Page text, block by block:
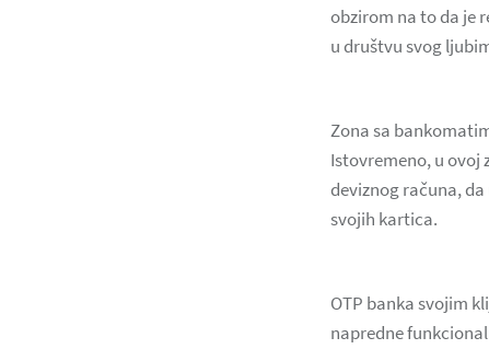
obzirom na to da je
u društvu svog
Zona sa
Istovremeno, u ovoj
deviznog računa,
svojih kartica.
OTP banka svojim
napredne